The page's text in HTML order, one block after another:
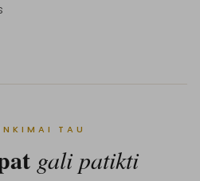
TAU
gali patikti